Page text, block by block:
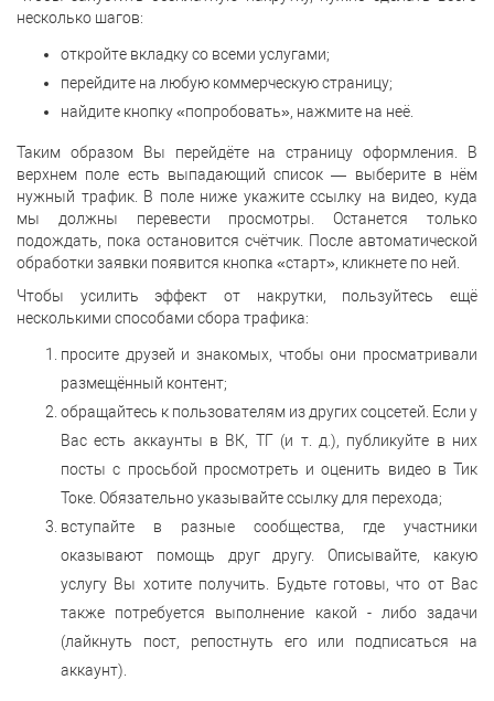
несколько шагов:
откройте вкладку со всеми услугами;
перейдите на любую коммерческую страницу;
найдите кнопку «попробовать», нажмите на неё.
Таким образом Вы перейдёте на страницу оформления. В
верхнем поле есть выпадающий список — выберите в нём
нужный трафик. В поле ниже укажите ссылку на видео, куда
мы должны перевести просмотры. Останется только
подождать, пока остановится счётчик. После автоматической
обработки заявки появится кнопка «старт», кликнете по ней.
Чтобы усилить эффект от накрутки, пользуйтесь ещё
несколькими способами сбора трафика:
просите друзей и знакомых, чтобы они просматривали
размещённый контент;
обращайтесь к пользователям из других соцсетей. Если у
Вас есть аккаунты в ВК, ТГ (и т. д.), публикуйте в них
посты с просьбой просмотреть и оценить видео в Тик
Токе. Обязательно указывайте ссылку для перехода;
вступайте в разные сообщества, где участники
оказывают помощь друг другу. Описывайте, какую
услугу Вы хотите получить. Будьте готовы, что от Вас
также потребуется выполнение какой - либо задачи
(лайкнуть пост, репостнуть его или подписаться на
аккаунт).